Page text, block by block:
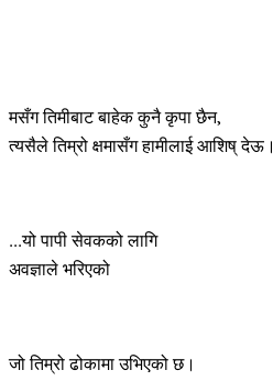
मसँग तिमीबाट बाहेक कुनै कृपा छैन,
त्यसैले तिम्रो क्षमासँग हामीलाई आशिष् देऊ।
...यो पापी सेवकको लागि
अवज्ञाले भरिएको
जो तिम्रो ढोकामा उभिएको छ।